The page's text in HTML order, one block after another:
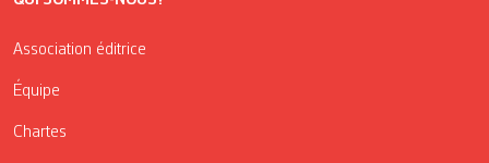
Association éditrice
Équipe
Chartes